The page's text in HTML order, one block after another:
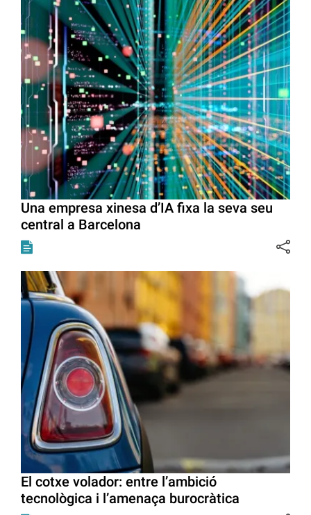
Una empresa xinesa d’IA fixa la seva seu
central a Barcelona
El cotxe volador: entre l’ambició
tecnològica i l’amenaça burocràtica